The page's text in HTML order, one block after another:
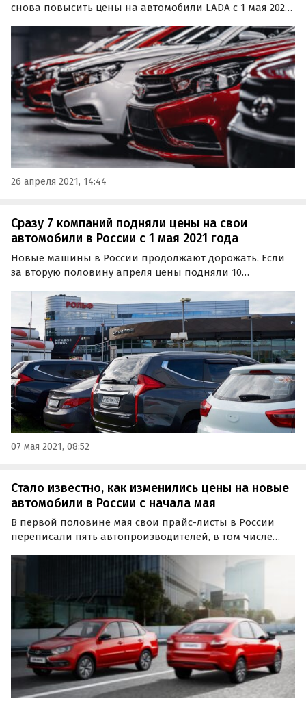
снова повысить цены на автомобили LADA с 1 мая 2021
одного из дилеров марки, вся линейка LADA
подорожает в субботу примерно на 2-5%.
26 апреля 2021, 14:44
Сразу 7 компаний подняли цены на свои
автомобили в России с 1 мая 2021 года
Новые машины в России продолжают дорожать. Если
за вторую половину апреля цены подняли 10
Об этом, опросив представителей крупных дилерских
центров, узнал портал Autonews.ru.
07 мая 2021, 08:52
Стало известно, как изменились цены на новые
автомобили в России с начала мая
В первой половине мая свои прайс-листы в России
переписали пять автопроизводителей, в том числе
рамках регулярного мониторинга цен на российском
авторынке с 1 по 15 мая 2023 года.